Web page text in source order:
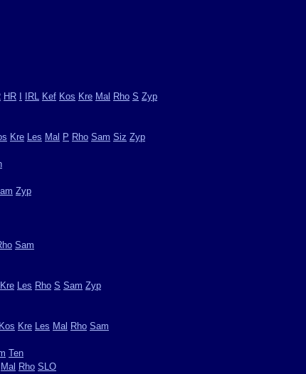
HR IRL Kef Kos Kre Mal Rho S Zyp
Kre Les Mal P Rho Sam Siz Zyp
Zyp
Sam
Kre Les Rho S Sam Zyp
Kos Kre Les Mal Rho Sam
Ten
Mal Rho SLO